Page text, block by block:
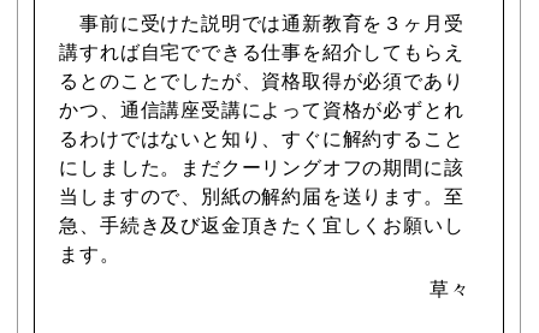
事前に受けた説明では通新教育を３ヶ月受
講すれば自宅でできる仕事を紹介してもらえ
るとのことでしたが、資格取得が必須であり
かつ、通信講座受講によって資格が必ずとれ
るわけではないと知り、すぐに解約すること
にしました。まだクーリングオフの期間に該
当しますので、別紙の解約届を送ります。至
急、手続き及び返金頂きたく宜しくお願いし
ます。
草々